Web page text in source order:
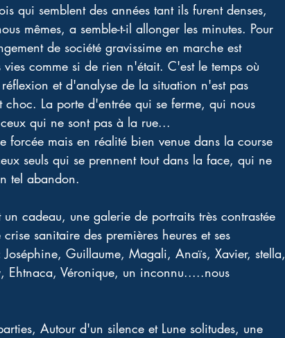
qui semblent des années tant ils furent denses,
mêmes, a semble-t-il allonger les minutes. Pour
de société gravissime en marche est
comme si de rien n'était. C'est le temps où
et d'analyse de la situation n'est pas
La porte d'entrée qui se ferme, qui nous
qui ne sont pas à la rue...
forcée mais en réalité bien venue dans la course
seuls qui se prennent tout dans la face, qui ne
tel abandon.
cadeau, une galerie de portraits très contrastée
sanitaire des premières heures et ses
Joséphine, Guillaume, Magali, Anaïs, Xavier, stella,
Ehtnaca, Véronique, un inconnu.....nous
Autour d'un silence et Lune solitudes, une